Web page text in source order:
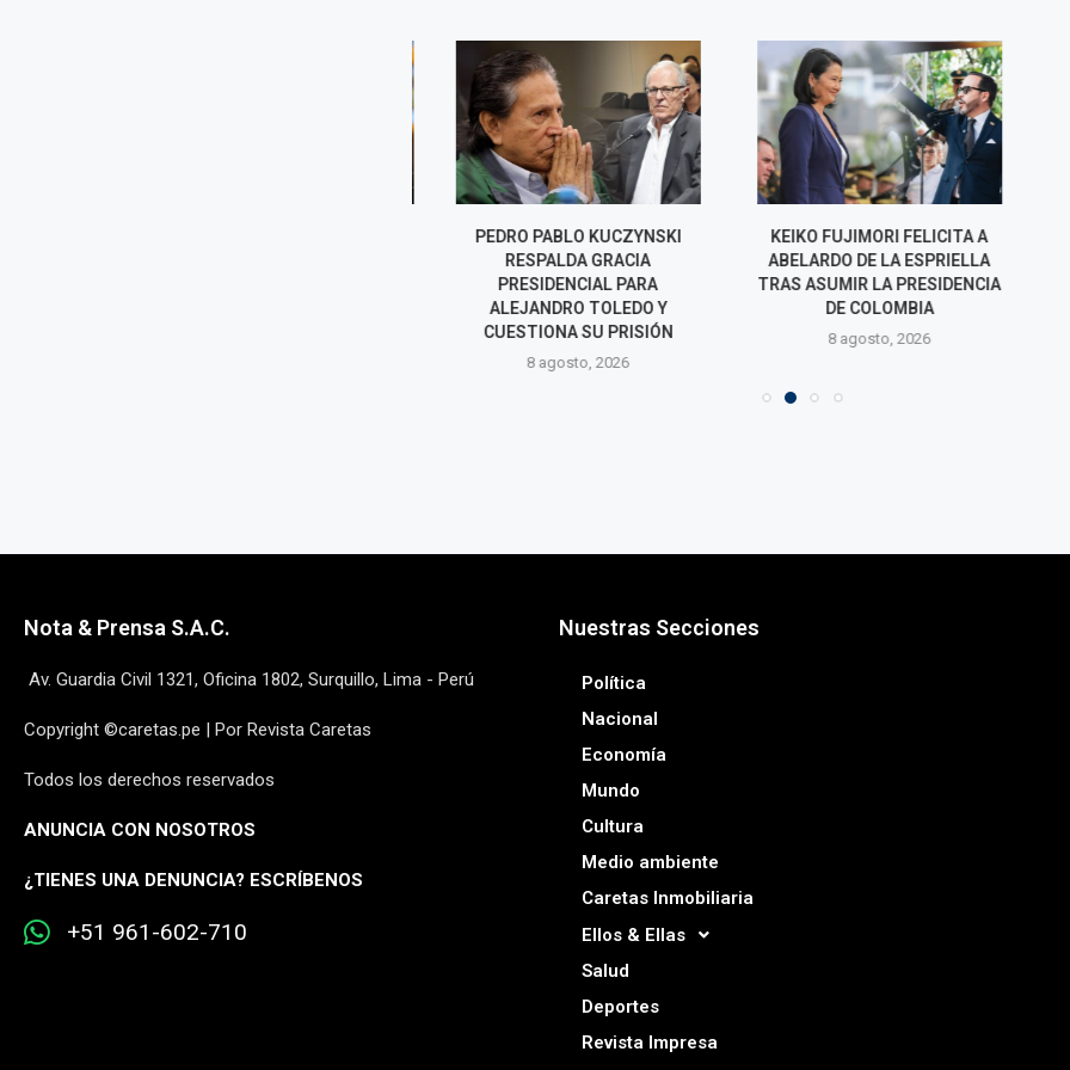
PEDRO PABLO KUCZYNSKI
RESPALDA GRACIA
PRESIDENCIAL PARA
ALEJANDRO TOLEDO Y
CUESTIONA SU PRISIÓN
8 agosto, 2026
KEIKO FUJIMORI FELICITA A
ABELARDO DE LA ESPRIELLA
TRAS ASUMIR LA PRESIDENCIA
DE COLOMBIA
8 agosto, 2026
NORMA
POSIBLE
REELECCIÓN
RAFAEL
Nota & Prensa S.A.C.
Av. Guardia Civil 1321, Oficina 1802, Surquillo, Lima - Perú
Copyright ©caretas.pe | Por Revista Caretas
Todos los derechos reservados
ANUNCIA CON NOSOTROS
¿TIENES UNA DENUNCIA? ESCRÍBENOS
+51 961-602-710
Nuestras Secciones
Política
Nacional
Economía
Mundo
Cultura
Medio ambiente
Caretas Inmobiliaria
Ellos & Ellas
Salud
Deportes
Revista Impresa